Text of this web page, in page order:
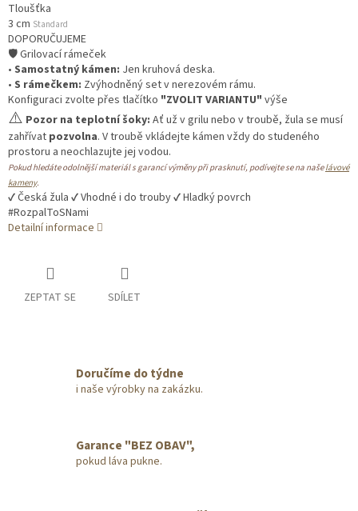
Tloušťka
3 cm Standard
DOPORUČUJEME
🛡️ Grilovací rámeček
• Samostatný kámen: Jen kruhová deska.
• S rámečkem: Zvýhodněný set v nerezovém rámu.
Konfiguraci zvolte přes tlačítko "ZVOLIT VARIANTU" výše
⚠️ Pozor na teplotní šoky: Ať už v grilu nebo v troubě, žula se musí
zahřívat pozvolna. V troubě vkládejte kámen vždy do studeného
prostoru a neochlazujte jej vodou.
Pokud hledáte odolnější materiál s garancí výměny při prasknutí, podívejte se na našelávové
kameny.
✓Česká žula ✓Vhodné i do trouby✓Hladký povrch
#RozpalToSNami
Detailní informace
ZEPTAT SE SDÍLET
Doručíme do týdne
i naše výrobky na zakázku.
Garance "BEZ OBAV",
pokud láva pukne.